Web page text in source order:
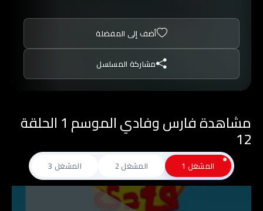
في مواقف محرجة ومضحكة.
أضف إلى المفضلة
مشاركة المسلسل
مشاهدة فارس وفادي الموسم 1 الحلقة
12
المشغل 1 المشغل 2 المشغل 3